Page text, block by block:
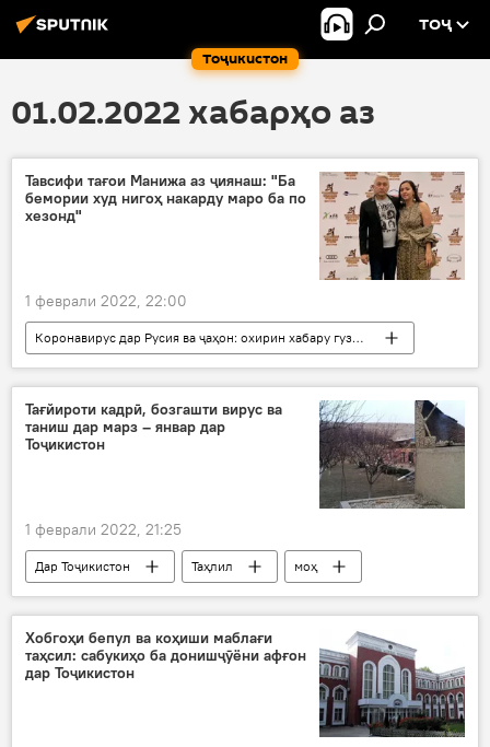
Тоҷикистон
ТОҶ
01.02.2022 хабарҳо аз
Тавсифи тағои Манижа аз ҷиянаш: "Ба
бемории худ нигоҳ накарду маро ба по
хезонд"
1 феврали 2022, 22:00
Коронавирус дар Русия ва ҷаҳон: охирин хабару гузоришҳо
Тандурустӣ
тавсиф
Манижа Сангин
коронавирус
Тағйироти кадрӣ, бозгашти вирус ва
таниш дар марз – январ дар
Тоҷикистон
1 феврали 2022, 21:25
Дар Тоҷикистон Таҳлил
моҳ
аз 1 то 31 январ
ҷамъбаст
сарҳад
тағйироти кадрӣ
коронавирус
Хобгоҳи бепул ва коҳиши маблағи
таҳсил: сабукиҳо ба донишҷӯёни афғон
дар Тоҷикистон